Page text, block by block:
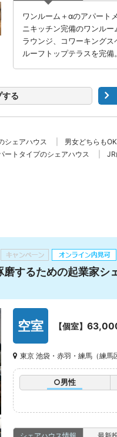
ワンルーム＋αのアパート
ニキッチン完備のワンル
ラウンジ、コワーキングス
ルーフトップテラスを完
シェアハウス 男女どちらも
ートタイプのシェアハウス JR
磨するための起業家シ
空室 【個室】
東京 池袋・赤羽・練馬（練馬
○男性